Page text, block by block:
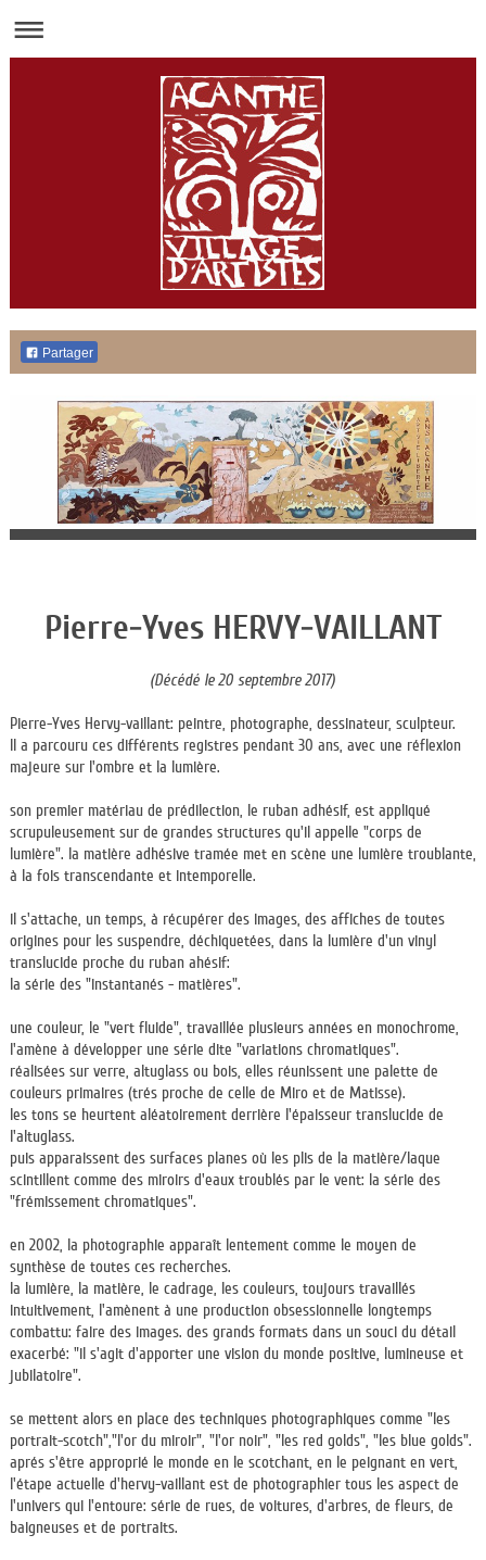
Partager
Pierre-Yves HERVY-VAILLANT
(Décédé le 20 septembre 2017)
Pierre-Yves Hervy-vaillant: peintre, photographe, dessinateur, sculpteur.
Il a parcouru ces différents registres pendant 30 ans, avec une réflexion
majeure sur l'ombre et la lumière.
son premier matériau de prédilection, le ruban adhésif, est appliqué
scrupuleusement sur de grandes structures qu'il appelle "corps de
lumière". la matière adhésive tramée met en scène une lumière troublante,
à la fois transcendante et intemporelle.
il s'attache, un temps, à récupérer des images, des affiches de toutes
origines pour les suspendre, déchiquetées, dans la lumière d'un vinyl
translucide proche du ruban ahésif:
la série des "instantanés - matières".
une couleur, le "vert fluide", travaillée plusieurs années en monochrome,
l'amène à développer une série dite "variations chromatiques".
réalisées sur verre, altuglass ou bois, elles réunissent une palette de
couleurs primaires (trés proche de celle de Miro et de Matisse).
les tons se heurtent aléatoirement derrière l'épaisseur translucide de
l'altuglass.
puis apparaissent des surfaces planes où les plis de la matière/laque
scintillent comme des miroirs d'eaux troublés par le vent: la série des
"frémissement chromatiques".
en 2002, la photographie apparaît lentement comme le moyen de
synthèse de toutes ces recherches.
la lumière, la matière, le cadrage, les couleurs, toujours travaillés
intuitivement, l'amènent à une production obsessionnelle longtemps
combattu: faire des images. des grands formats dans un souci du détail
exacerbé: "il s'agit d'apporter une vision du monde positive, lumineuse et
jubilatoire".
se mettent alors en place des techniques photographiques comme "les
portrait-scotch","l'or du miroir", "l'or noir", "les red golds", "les blue golds".
aprés s'être approprié le monde en le scotchant, en le peignant en vert,
l'étape actuelle d'hervy-vaillant est de photographier tous les aspect de
l'univers qui l'entoure: série de rues, de voitures, d'arbres, de fleurs, de
baigneuses et de portraits.